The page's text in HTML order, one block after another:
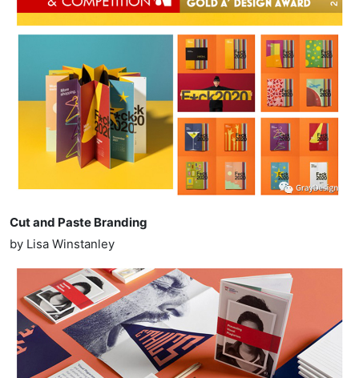
Cut and Paste Branding
by Lisa Winstanley